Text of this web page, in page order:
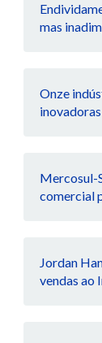
mas
Onze
Mercosul-
comercial
Jordan
vendas ao